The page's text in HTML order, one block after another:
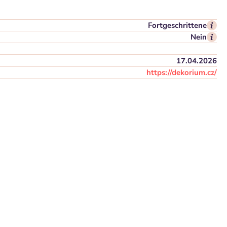
Fortgeschrittene
Nein
17.04.2026
https://dekorium.cz/